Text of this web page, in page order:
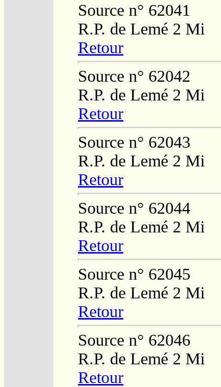
Source n° 62041
R.P. de Lemé 2 Mi
Retour
Source n° 62042
R.P. de Lemé 2 Mi
Retour
Source n° 62043
R.P. de Lemé 2 Mi
Retour
Source n° 62044
R.P. de Lemé 2 Mi
Retour
Source n° 62045
R.P. de Lemé 2 Mi
Retour
Source n° 62046
R.P. de Lemé 2 Mi
Retour